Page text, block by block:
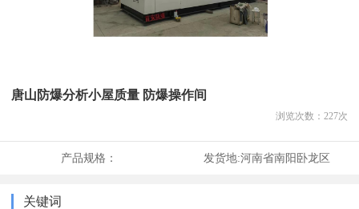
唐山防爆分析小屋质量 防爆操作间
浏览次数： 227次
产品规格： 发货地:河南省南阳卧龙区
关键词